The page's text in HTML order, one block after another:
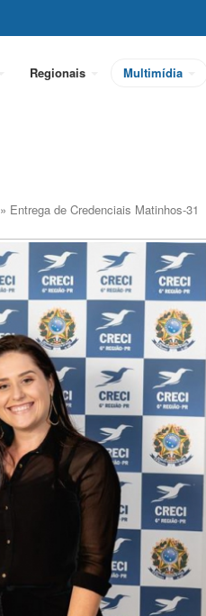
Regionais Multimídia
» Entrega de Credenciais Matinhos-31